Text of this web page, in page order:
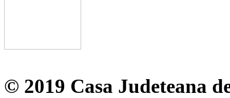
© 2019 Casa Judeteana